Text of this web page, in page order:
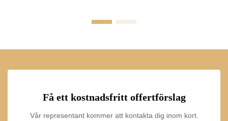
Få ett kostnadsfritt offertförslag
Vår representant kommer att kontakta dig inom kort.